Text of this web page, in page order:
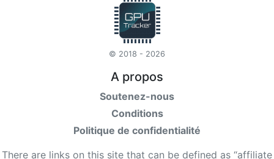
© 2018 - 2026
A propos
Soutenez-nous
Conditions
Politique de confidentialité
There are links on this site that can be defined as “affiliate